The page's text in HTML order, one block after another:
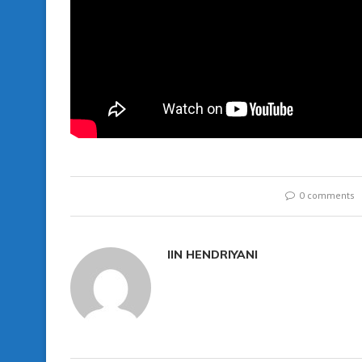
0 comments
IIN HENDRIYANI